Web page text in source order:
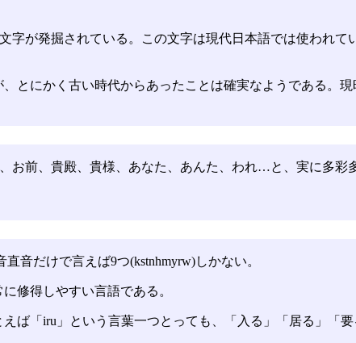
字が発掘されている。この文字は現代日本語では使われ
とにかく古い時代からあったことは確実なようである。
お前、貴殿、貴様、あなた、あんた、われ…と、実に多彩
音だけで言えば9つ(kstnhmyrw)しかない。
修得しやすい言語である。
ば「iru」という言葉一つとっても、「入る」「居る」「